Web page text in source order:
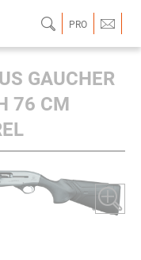
PRO
GAUCHER
76 CM